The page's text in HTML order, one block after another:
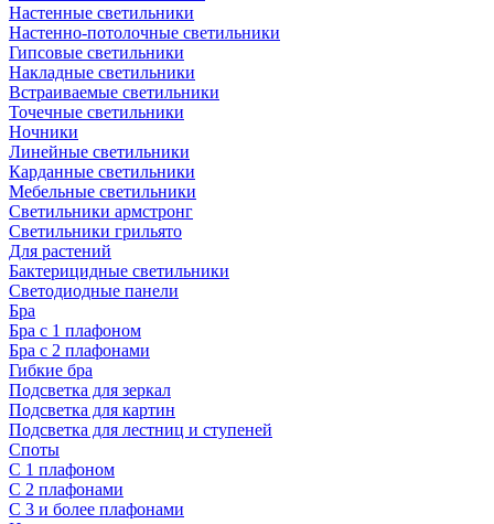
Настенные светильники
Настенно-потолочные светильники
Гипсовые светильники
Накладные светильники
Встраиваемые светильники
Точечные светильники
Ночники
Линейные светильники
Карданные светильники
Мебельные светильники
Светильники армстронг
Светильники грильято
Для растений
Бактерицидные светильники
Светодиодные панели
Бра
Бра с 1 плафоном
Бра с 2 плафонами
Гибкие бра
Подсветка для зеркал
Подсветка для картин
Подсветка для лестниц и ступеней
Споты
С 1 плафоном
С 2 плафонами
С 3 и более плафонами